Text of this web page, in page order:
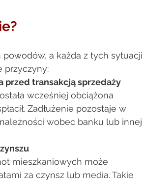
a każda z tych sytuacji
przyczyny:
przed transakcją sprzedaży
wcześniej obciążona
Zadłużenie pozostaje w
wobec banku lub innej
mieszkaniowych może
za czynsz lub media. Takie